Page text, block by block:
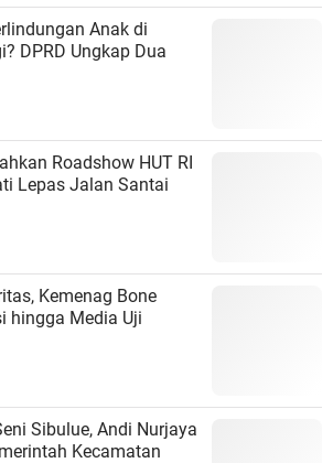
Anak di
DPRD Ungkap Dua
Roadshow HUT RI
Lepas Jalan Santai
Kemenag Bone
hingga Media Uji
Sibulue, Andi Nurjaya
Kecamatan